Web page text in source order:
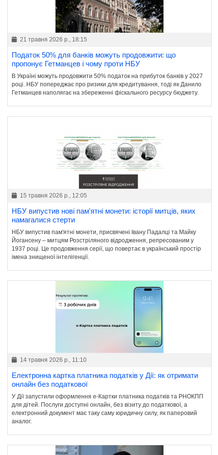
21 травня 2026 р., 18:15
Податок 50% для банків можуть продовжити: що
пропонує Гетманцев і чому проти НБУ
В Україні можуть продовжити 50% податок на прибуток банків у 2027
році. НБУ попереджає про ризики для кредитування, тоді як Данило
Гетманцев наполягає на збереженні фіскального ресурсу бюджету.
15 травня 2026 р., 12:05
НБУ випустив нові пам'ятні монети: історії митців, яких
намагалися стерти
НБУ випустив пам'ятні монети, присвячені Івану Падалці та Майку
Йогансену – митцям Розстріляного відродження, репресованим у
1937 році. Це продовження серії, що повертає в український простір
імена знищеної інтелігенції.
14 травня 2026 р., 11:10
Електронна картка платника податків у Дії: як отримати
онлайн без податкової
У Дії запустили оформлення е-Картки платника податків та РНОКПП
для дітей. Послуги доступні онлайн, без візиту до податкової, а
електронний документ має таку саму юридичну силу, як паперовий
аналог.